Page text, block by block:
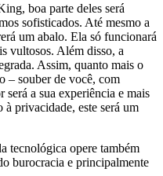
boa parte deles será
sofisticados. Até mesmo a
um abalo. Ela só funcionará
vultosos. Além disso, a
Assim, quanto mais o
– souber de você, com
será a sua experiência e mais
à privacidade, este será um
tecnológica opere também
burocracia e principalmente